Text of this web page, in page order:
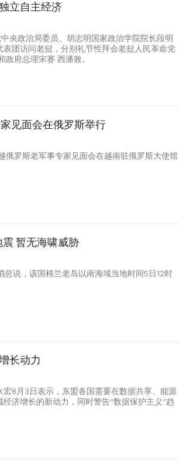
立自主经济
央政治局委员、胡志明国家政治学院院长段明
团访问老挝，分别礼节性拜会老挝人民革命党
府总理宋赛·西潘敦。
见面会在俄罗斯举行
俄罗斯老军事专家见面会在越南驻俄罗斯大使馆
暂无海啸威胁
说，该国棉兰老岛以南海域当地时间5日12时
长动力
8月3日表示，东盟各国需要在数据共享、能源
济增长的新动力，同时警告“数据保护主义”趋